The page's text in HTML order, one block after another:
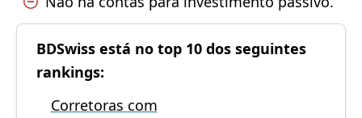
BDSwiss está no top 10 dos seguintes
rankings:
Corretoras com